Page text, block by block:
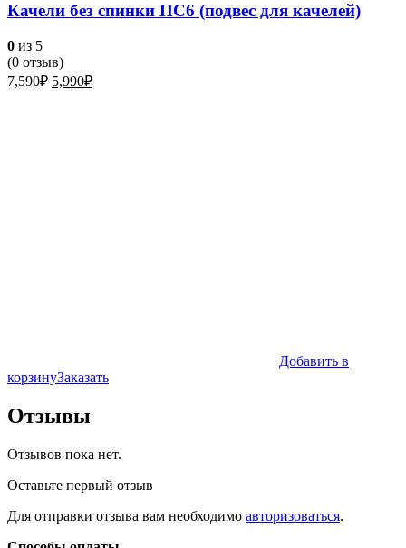
Качели без спинки ПС6 (подвес для качелей)
0 из 5
(0 отзыв)
7,590₽ Первоначальная
5,990₽Текущая
Добавить в
корзинуЗаказать
Отзывы
Отзывов пока нет.
Оставьте первый отзыв
Для отправки отзыва вам необходимо авторизоваться.